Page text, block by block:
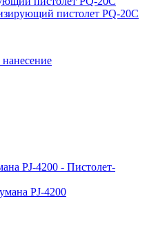
пистолет PQ-20C
PJ-4200